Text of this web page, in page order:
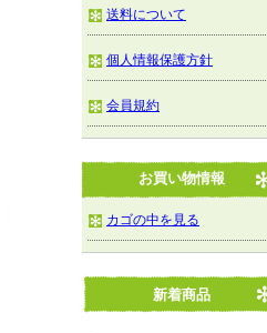
送料について
個人情報保護方針
会員規約
お買い物情報
カゴの中を見る
新着商品